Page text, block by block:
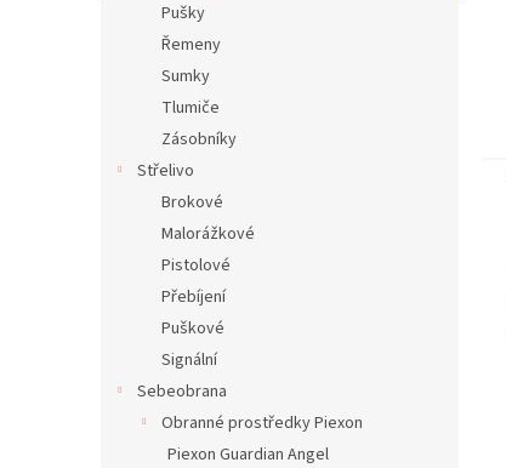
Pušky
Řemeny
Sumky
Tlumiče
Zásobníky
Střelivo
Brokové
Malorážkové
Pistolové
Přebíjení
Puškové
Signální
Sebeobrana
Obranné prostředky Piexon
Piexon Guardian Angel